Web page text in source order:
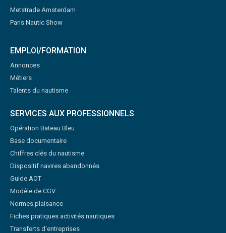
Metstrade Amsterdam
Paris Nautic Show
EMPLOI/FORMATION
Annonces
Métiers
Talents du nautisme
SERVICES AUX PROFESSIONNELS
Opération Bateau Bleu
Base documentaire
Chiffres clés du nautisme
Dispositif navires abandonnés
Guide AOT
Modèle de CGV
Normes plaisance
Fiches pratiques activités nautiques
Transferts d'entreprises